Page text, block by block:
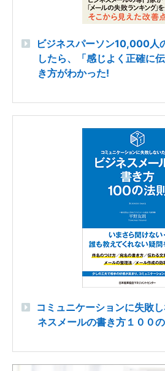
ビジネスパーソン10,000人
したら、「感じよく正確に
き方がわかった!
コミュニケーションに失敗
ネスメールの書き方１００